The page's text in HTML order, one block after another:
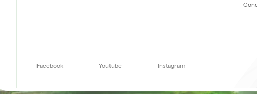
Facebook Youtube Instagram